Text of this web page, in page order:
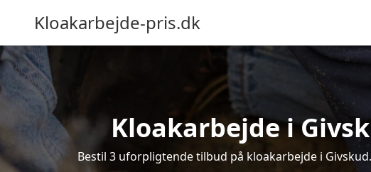
Kloakarbejde-pris.dk
Kloakarbejde i
Bestil 3 uforpligtende tilbud på kloakarbejde i